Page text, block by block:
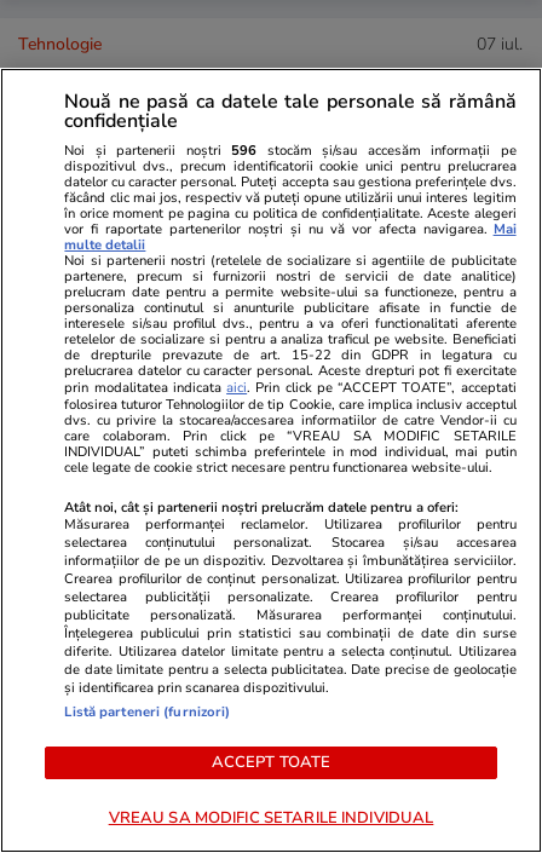
Tehnologie 07 iul.
De ce miroase urât aerul
condiționat după pornire
Tehnologie 08 iul.
Ce gadgeturi merită să iei cu
tine în concediu
Lifestyle 08 iul.
De ce gheața plutește pe apă
Nouă ne pasă ca datele tale personale să rămână
confidențiale
Noi și partenerii noștri 596 stocăm și/sau accesăm informații pe
dispozitivul dvs., precum identificatorii cookie unici pentru prelucrarea
datelor cu caracter personal. Puteți accepta sau gestiona preferințele dvs.
făcând clic mai jos, respectiv vă puteți opune utilizării unui interes legitim
în orice moment pe pagina cu politica de confidențialitate. Aceste alegeri
vor fi raportate partenerilor noștri și nu vă vor afecta navigarea. Mai
multe detalii
Noi si partenerii nostri (retelele de socializare si agentiile de publicitate
partenere, precum si furnizorii nostri de servicii de date analitice)
prelucram date pentru a permite website-ului sa functioneze, pentru a
personaliza continutul si anunturile publicitare afisate in functie de
interesele si/sau profilul dvs., pentru a va oferi functionalitati aferente
retelelor de socializare si pentru a analiza traficul pe website. Beneficiati
de drepturile prevazute de art. 15-22 din GDPR in legatura cu
prelucrarea datelor cu caracter personal. Aceste drepturi pot fi exercitate
prin modalitatea indicataaici. Prin click pe “ACCEPT TOATE”, acceptati
folosirea tuturor Tehnologiilor de tip Cookie, care implica inclusiv acceptul
dvs. cu privire la stocarea/accesarea informatiilor de catre Vendor-ii cu
care colaboram. Prin click pe “VREAU SA MODIFIC SETARILE
INDIVIDUAL” puteti schimba preferintele in mod individual, mai putin
cele legate de cookie strict necesare pentru functionarea website-ului.
Atât noi, cât și partenerii noștri prelucrăm datele pentru a oferi:
Măsurarea performanței reclamelor. Utilizarea profilurilor pentru
selectarea conținutului personalizat. Stocarea și/sau accesarea
informațiilor de pe un dispozitiv. Dezvoltarea și îmbunătățirea serviciilor.
Crearea profilurilor de conținut personalizat. Utilizarea profilurilor pentru
selectarea publicității personalizate. Crearea profilurilor pentru
publicitate personalizată. Măsurarea performanței conținutului.
Înțelegerea publicului prin statistici sau combinații de date din surse
diferite. Utilizarea datelor limitate pentru a selecta conținutul. Utilizarea
de date limitate pentru a selecta publicitatea. Date precise de geolocație
și identificarea prin scanarea dispozitivului.
Listă parteneri (furnizori)
ACCEPT TOATE
VREAU SA MODIFIC SETARILE INDIVIDUAL